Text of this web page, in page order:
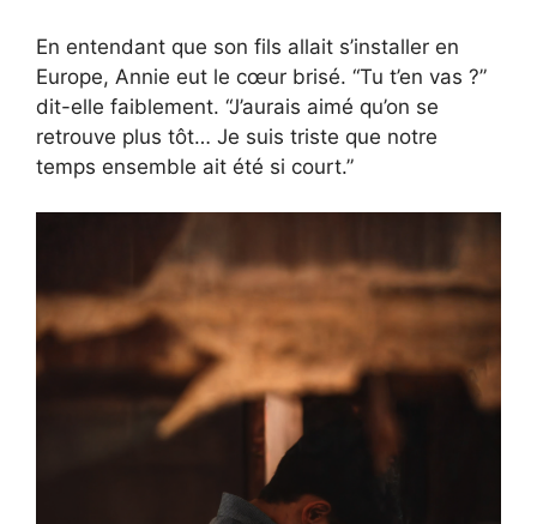
En entendant que son fils allait s’installer en
Europe, Annie eut le cœur brisé. “Tu t’en vas ?”
dit-elle faiblement. “J’aurais aimé qu’on se
retrouve plus tôt… Je suis triste que notre
temps ensemble ait été si court.”